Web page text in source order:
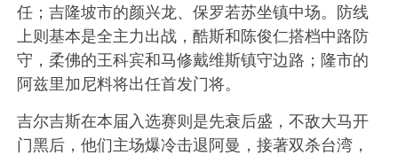
任；吉隆坡市的颜兴龙、保罗若苏坐镇中场。防线
上则基本是全主力出战，酷斯和陈俊仁搭档中路防
守，柔佛的王科宾和马修戴维斯镇守边路；隆市的
阿兹里加尼料将出任首发门将。
吉尔吉斯在本届入选赛则是先衰后盛，不敌大马开
门黑后，他们主场爆冷击退阿曼，接著双杀台湾，